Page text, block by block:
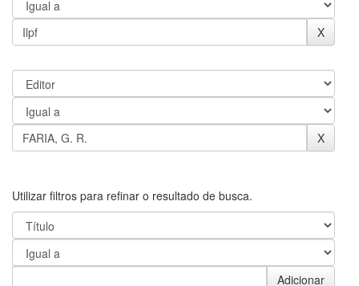
Utilizar filtros para refinar o resultado de busca.